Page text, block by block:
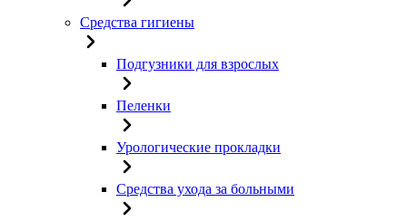
Средства гигиены
Подгузники для взрослых
Пеленки
Урологические прокладки
Средства ухода за больными